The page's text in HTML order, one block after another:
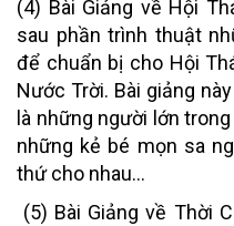
(4) Bài Giảng về Hội
sau phần trình thuật
để chuẩn bị cho Hội
Nước Trời. Bài giảng
là những người lớn
những kẻ bé mọn sa
thứ cho nhau…
(5) Bài Giảng về Thời